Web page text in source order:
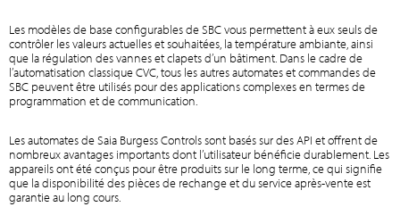
Les modèles de base configurables de SBC vous permettent à eux seuls de
contrôler les valeurs actuelles et souhaitées, la température ambiante, ainsi
que la régulation des vannes et clapets d’un bâtiment. Dans le cadre de
l’automatisation classique CVC, tous les autres automates et commandes de
SBC peuvent être utilisés pour des applications complexes en termes de
programmation et de communication.
Les automates de Saia Burgess Controls sont basés sur des API et offrent de
nombreux avantages importants dont l’utilisateur bénéficie durablement. Les
appareils ont été conçus pour être produits sur le long terme, ce qui signifie
que la disponibilité des pièces de rechange et du service après-vente est
garantie au long cours.